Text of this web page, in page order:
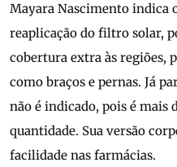
Mayara Nascimento indica
reaplicação do filtro solar,
cobertura extra às regiões,
como braços e pernas. Já
não é indicado, pois é mais
quantidade. Sua versão
facilidade nas farmácias.